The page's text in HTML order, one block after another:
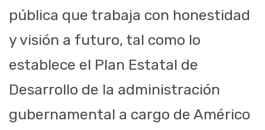
pública que trabaja con honestidad
y visión a futuro, tal como lo
establece el Plan Estatal de
Desarrollo de la administración
gubernamental a cargo de Américo